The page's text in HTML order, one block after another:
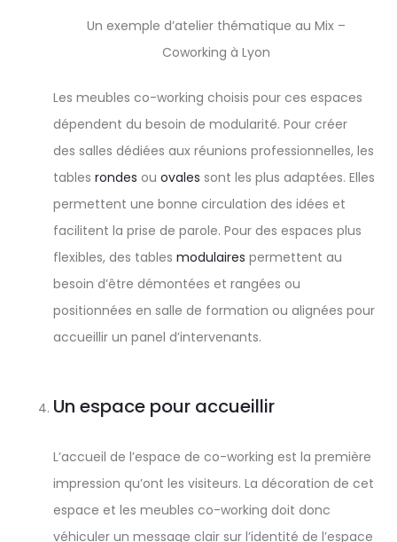
Un exemple d’atelier thématique au Mix –
Coworking à Lyon
Les meubles co-working choisis pour ces espaces
dépendent du besoin de modularité. Pour créer
des salles dédiées aux réunions professionnelles, les
tables rondes ou ovales sont les plus adaptées. Elles
permettent une bonne circulation des idées et
facilitent la prise de parole. Pour des espaces plus
flexibles, des tables modulaires permettent au
besoin d’être démontées et rangées ou
positionnées en salle de formation ou alignées pour
accueillir un panel d’intervenants.
Un espace pour accueillir
L’accueil de l’espace de co-working est la première
impression qu’ont les visiteurs. La décoration de cet
espace et les meubles co-working doit donc
véhiculer un message clair sur l’identité de l’espace